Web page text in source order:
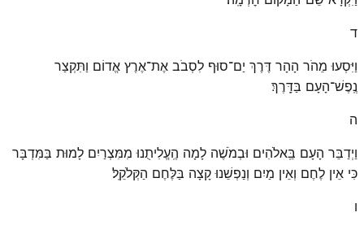
ד
וַיִּסְעוּ מֵהֹר הָהָר דֶּרֶךְ יַם־סוּף לִסְבֹב אֶת־אֶרֶץ אֱדוֹם וַתִּקְצַר
נֶֽפֶשׁ־הָעָם בַּדָּֽרֶךְ׃
ה
וַיְדַבֵּר הָעָם בֵּֽאלֹהִים וּבְמֹשֶׁה לָמָה הֶֽעֱלִיתֻנוּ מִמִּצְרַיִם לָמוּת בַּמִּדְבָּר
כִּי אֵין לֶחֶם וְאֵין מַיִם וְנַפְשֵׁנוּ קָצָה בַּלֶּחֶם הַקְּלֹקֵֽל׃
ו